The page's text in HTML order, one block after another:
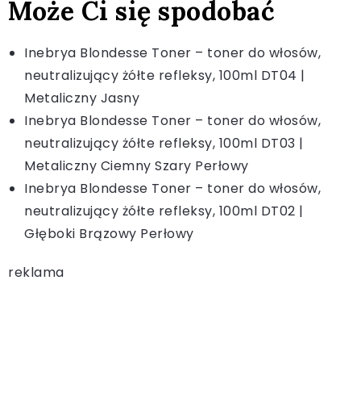
Może Ci się spodobać
Inebrya Blondesse Toner – toner do włosów,
neutralizujący żółte refleksy, 100ml DT04 |
Metaliczny Jasny
Inebrya Blondesse Toner – toner do włosów,
neutralizujący żółte refleksy, 100ml DT03 |
Metaliczny Ciemny Szary Perłowy
Inebrya Blondesse Toner – toner do włosów,
neutralizujący żółte refleksy, 100ml DT02 |
Głęboki Brązowy Perłowy
reklama